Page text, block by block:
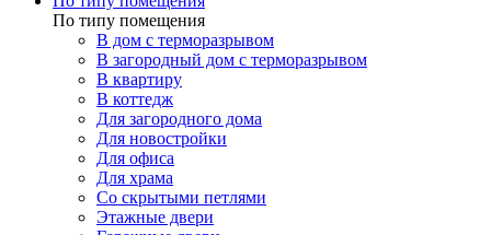
По типу помещения
В дом с терморазрывом
В загородный дом с терморазрывом
В квартиру
В коттедж
Для загородного дома
Для новостройки
Для офиса
Для храма
Со скрытыми петлями
Этажные двери